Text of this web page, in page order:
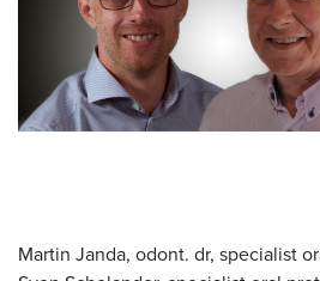
Martin Janda, odont. dr, specialist